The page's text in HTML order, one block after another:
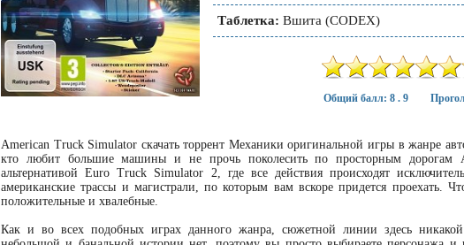
Таблетка: Вшита (CODEX)
Общий балл: 8 . 9
American Truck Simulator скачать торрент Механики оригинальной игры в жанре
кто любит большие машины и не прочь поколесить по просторным дорогам
альтернативой Euro Truck Simulator 2, где все действия происходят
американские трассы и магистрали, по которым вам вскоре придется проехать.
положительные и хвалебные.
Как и во всех подобных играх данного жанра, сюжетной линии здесь